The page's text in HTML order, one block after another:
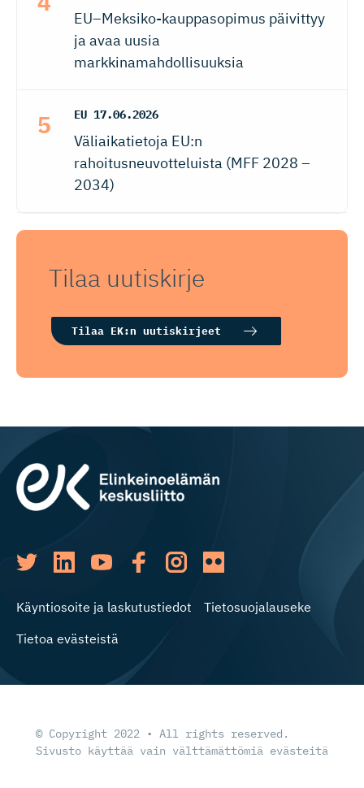
EU–Meksiko-kauppasopimus päivittyy
ja avaa uusia
markkinamahdollisuuksia
EU 17.06.2026
Väliaikatietoja EU:n
rahoitusneuvotteluista (MFF 2028 –
2034)
Tilaa uutiskirje
Tilaa EK:n uutiskirjeet
Käyntiosoite ja laskutustiedot
Tietosuojalauseke
Tietoa evästeistä
© Copyright 2022 • All rights reserved.
Sivusto käyttää vain välttämättömiä evästeitä